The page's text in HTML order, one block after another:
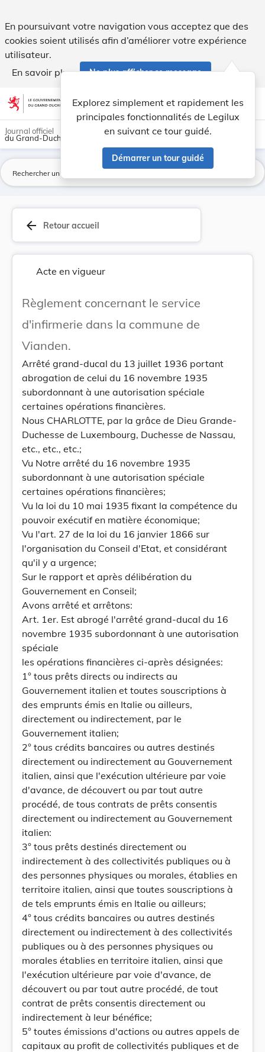
En poursuivant votre navigation vous acceptez que des
cookies soient utilisés afin d’améliorer votre expérience
utilisateur.
En savoir plus
Ne plus afficher ce message
Aller au contenu account_circle help Aide
Explorez simplement et rapidement les
principales fonctionnalités de Legilux
en suivant ce tour guidé.
Démarrer un tour guidé
light_mode dark_mode
Journal officiel
du Grand-Duché de Luxembourg
arrow_back Retour accueil
Acte en vigueur
Règlement concernant le service
d'infirmerie dans la commune de
Vianden.
Arrêté grand-ducal du 13 juillet 1936 portant
abrogation de celui du 16 novembre 1935
subordonnant à une autorisation spéciale
certaines opérations financières.
Nous CHARLOTTE, par la grâce de Dieu Grande-
Duchesse de Luxembourg, Duchesse de Nassau,
etc., etc., etc.;
Vu Notre arrêté du 16 novembre 1935
subordonnant à une autorisation spéciale
certaines opérations financières;
Vu la loi du 10 mai 1935 fixant la compétence du
pouvoir exécutif en matière économique;
Vu l'art. 27 de la loi du 16 janvier 1866 sur
l'organisation du Conseil d'Etat, et considérant
qu'il y a urgence;
Sur le rapport et après délibération du
Gouvernement en Conseil;
Avons arrêté et arrêtons:
Art. 1er. Est abrogé l'arrêté grand-ducal du 16
novembre 1935 subordonnant à une autorisation
spéciale
les opérations financières ci-après désignées:
1° tous prêts directs ou indirects au
Gouvernement italien et toutes souscriptions à
des emprunts émis en Italie ou ailleurs,
directement ou indirectement, par le
Gouvernement italien;
2° tous crédits bancaires ou autres destinés
directement ou indirectement au Gouvernement
italien, ainsi que l'exécution ultérieure par voie
d'avance, de découvert ou par tout autre
procédé, de tous contrats de prêts consentis
directement ou indirectement au Gouvernement
italien:
3° tous prêts destinés directement ou
indirectement à des collectivités publiques ou à
des personnes physiques ou morales, établies en
territoire italien, ainsi que toutes souscriptions à
de tels emprunts émis en Italie ou ailleurs;
4° tous crédits bancaires ou autres destinés
directement ou indirectement à des collectivités
publiques ou à des personnes physiques ou
morales établies en territoire italien, ainsi que
l'exécution ultérieure par voie d'avance, de
découvert ou par tout autre procédé, de tout
contrat de prêts consentis directement ou
indirectement à leur bénéfice;
5° toutes émissions d'actions ou autres appels de
capitaux au profit de collectivités publiques et de